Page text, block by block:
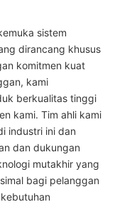
sistem
dirancang khusus
komitmen kuat
kami
berkualitas tinggi
kami. Tim ahli kami
industri ini dan
dan dukungan
mutakhir yang
bagi pelanggan